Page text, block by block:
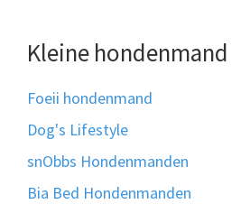
Kleine hondenmand
Foeii hondenmand
Dog's Lifestyle
snObbs Hondenmanden
Bia Bed Hondenmanden